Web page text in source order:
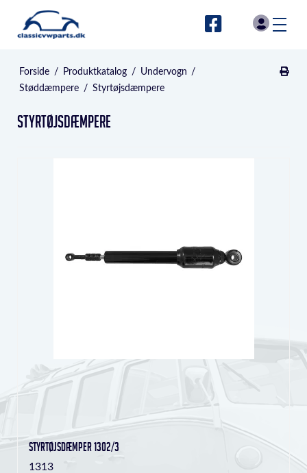
Forside / Produktkatalog / Undervogn /
Støddæmpere / Styrtøjsdæmpere
Styrtøjsdæmpere
Styrtøjsdæmper 1302/3
1313